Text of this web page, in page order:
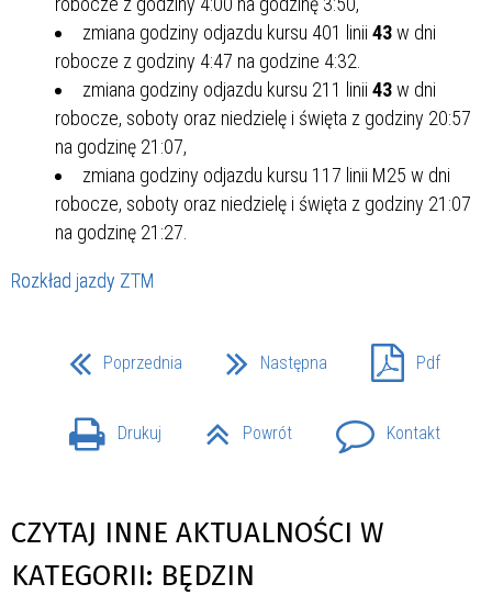
zmiana godziny odjazdu kursu 401 linii 43w dni
robocze z godziny 4:47 na godzine 4:32.
zmiana godziny odjazdu kursu 211 linii 43w dni
robocze, soboty oraz niedzielę i święta z godziny 20:57
na godzinę 21:07,
zmiana godziny odjazdu kursu 117 linii M25 w dni
robocze, soboty oraz niedzielę i święta z godziny 21:07
na godzinę 21:27.
Rozkład jazdy ZTM
Poprzednia Następna Pdf
Drukuj Powrót Kontakt
CZYTAJ INNE AKTUALNOŚCI W
KATEGORII: BĘDZIN